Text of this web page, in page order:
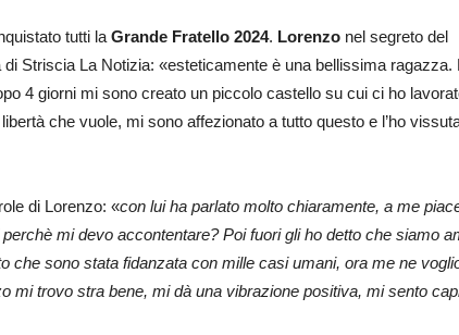
tutti la Grande Fratello 2024. Lorenzo nel segreto del
Striscia La Notizia: «esteticamente è una bellissima ragazza.
4 giorni mi sono creato un piccolo castello su cui ci ho
che vuole, mi sono affezionato a tutto questo e l’ho
di Lorenzo: «con lui ha parlato molto chiaramente, a me
mi devo accontentare? Poi fuori gli ho detto che siamo
che sono stata fidanzata con mille casi umani, ora me ne
mi trovo stra bene, mi dà una vibrazione positiva, mi sento